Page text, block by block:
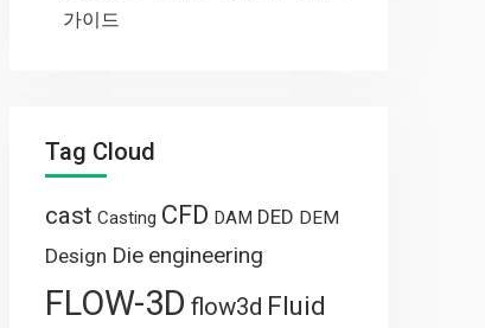
가이드
Tag Cloud
cast Casting CFD DAM DED DEM
Design Die engineering
FLOW-3D flow3d Fluid